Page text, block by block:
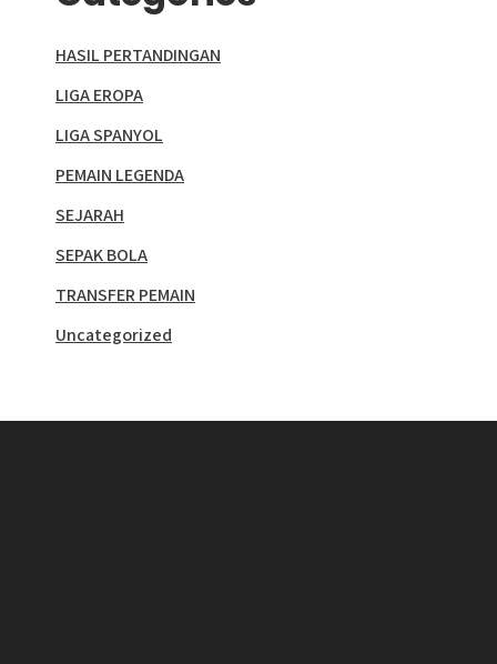
HASIL PERTANDINGAN
LIGA EROPA
LIGA SPANYOL
PEMAIN LEGENDA
SEJARAH
SEPAK BOLA
TRANSFER PEMAIN
Uncategorized